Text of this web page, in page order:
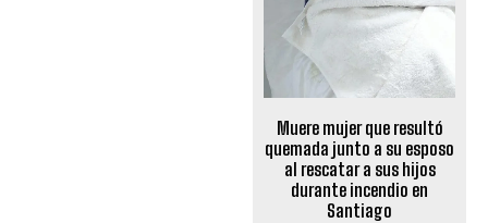
Muere mujer que resultó
quemada junto a su esposo
al rescatar a sus hijos
durante incendio en
Santiago